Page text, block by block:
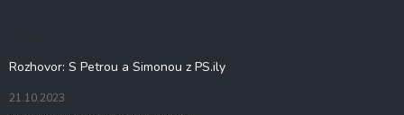
Rozhovor: S Petrou a Simonou z PS.ily
21.10.2023